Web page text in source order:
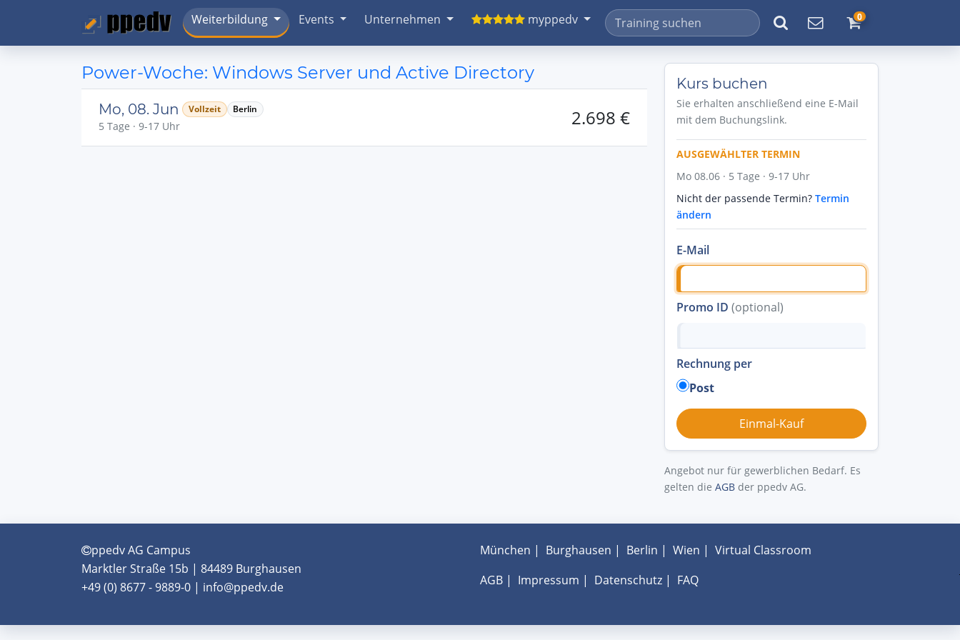
Weiterbildung Events Unternehmen myppedv 0
Power-Woche: Windows Server und Active Directory
Mo, 08. Jun Vollzeit Berlin
5 Tage · 9-17 Uhr 2.698 €
Kurs buchen
Sie erhalten anschließend eine E-Mail
mit dem Buchungslink.
AUSGEWÄHLTER TERMIN
Mo 08.06 · 5 Tage · 9-17 Uhr
Nicht der passende Termin? Termin
ändern
E-Mail
Promo ID (optional)
Rechnung per
Post
Angebot nur für gewerblichen Bedarf. Es
gelten die AGB der ppedv AG.
ppedv AG Campus
Marktler Straße 15b | 84489 Burghausen
+49 (0) 8677 - 9889-0 | info@ppedv.de
München | Burghausen | Berlin | Wien | Virtual Classroom
AGB| Impressum | Datenschutz| FAQ